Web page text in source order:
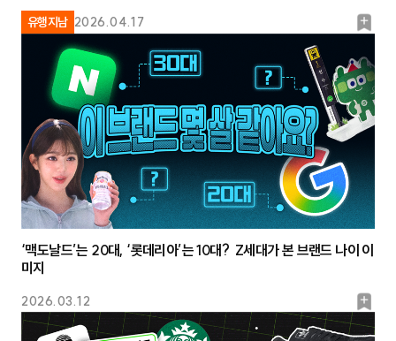
유행지남 2026.04.17
북
크
2026.03.12
북
마
‘맥도날드’는 20대, ‘롯데리아’는 10대? Z세대가 본 브랜드 나이 이
미지